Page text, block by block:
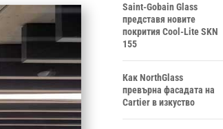
Saint-Gobain Glass
представя новите
покрития Cool-Lite SKN
155
Как NorthGlass
превърна фасадата на
Cartier в изкуство